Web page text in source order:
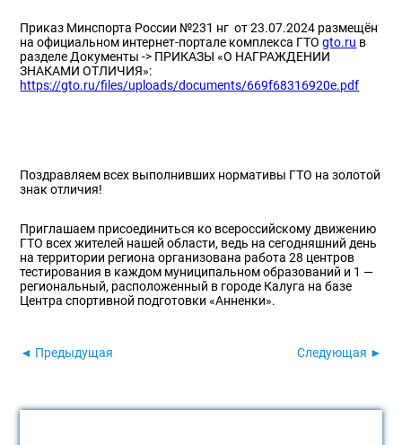
Приказ Минспорта России №231 нг от 23.07.2024 размещён
на официальном интернет-портале комплекса ГТОgto.ru в
разделе Документы -> ПРИКАЗЫ «О НАГРАЖДЕНИИ
ЗНАКАМИ ОТЛИЧИЯ»:
https://gto.ru/files/uploads/documents/669f68316920e.pdf
Поздравляем всех выполнивших нормативы ГТО на золотой
знак отличия!
Приглашаем присоединиться ко всероссийскому движению
ГТО всех жителей нашей области, ведь на сегодняшний день
на территории региона организована работа 28 центров
тестирования в каждом муниципальном образований и 1 —
региональный, расположенный в городе Калуга на базе
Центра спортивной подготовки «Анненки».
◄ Предыдущая Следующая ►